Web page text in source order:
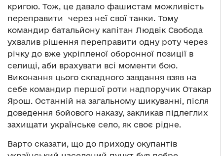
кригою. Тож, це давало фашистам можливість
переправити через неї свої танки. Тому
командир батальйону капітан Людвік Свобода
ухвалив рішення переправити одну роту через
річку до вже укріпленої оборонної позиції в
селищі, аби врахувати всі моменти бою.
Виконання цього складного завдання взяв на
себе командир першої роти надпоручик Отакар
Ярош. Останній на загальному шикуванні, після
доведення бойового наказу, закликав підлеглих
захищати українське село, як своє рідне.
Варто сказати, що до приходу окупантів